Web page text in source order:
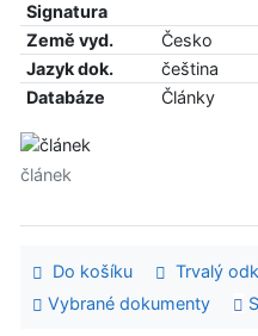
Signatura
Země vyd.
Česko
Jazyk dok.
čeština
Databáze
Články
článek
Do košíku Trvalý
Vybrané dokumenty